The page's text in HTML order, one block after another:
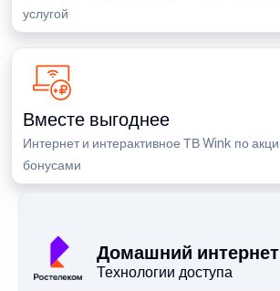
услугой
Вместе выгоднее
Интернет и интерактивное ТВ Wink по
бонусами
Домашний интернет
Технологии доступа